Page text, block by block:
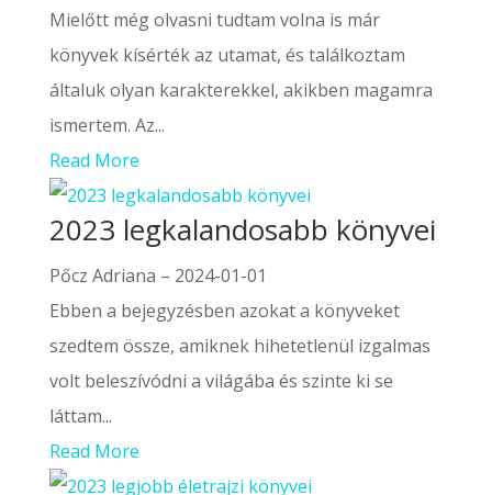
Mielőtt még olvasni tudtam volna is már
könyvek kísérték az utamat, és találkoztam
általuk olyan karakterekkel, akikben magamra
ismertem. Az...
Read More
2023 legkalandosabb könyvei
Pőcz Adriana – 2024-01-01
Ebben a bejegyzésben azokat a könyveket
szedtem össze, amiknek hihetetlenül izgalmas
volt beleszívódni a világába és szinte ki se
láttam...
Read More